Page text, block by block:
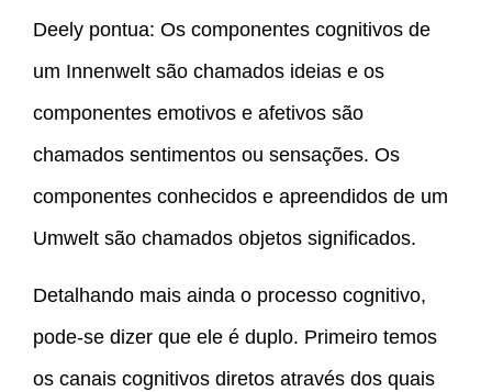
Deely pontua: Os componentes cognitivos de
um Innenwelt são chamados ideias e os
componentes emotivos e afetivos são
chamados sentimentos ou sensações. Os
componentes conhecidos e apreendidos de um
Umwelt são chamados objetos significados.
Detalhando mais ainda o processo cognitivo,
pode-se dizer que ele é duplo. Primeiro temos
os canais cognitivos diretos através dos quais